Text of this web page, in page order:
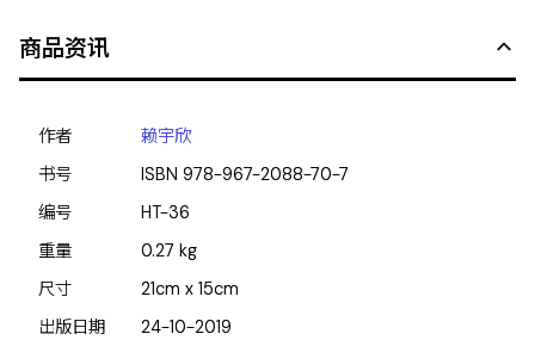
商品资讯
作者
赖宇欣
书号
ISBN978-967-2088-70-7
编号
HT-36
重量
0.27 kg
尺寸
21cm x 15cm
出版日期
24-10-2019